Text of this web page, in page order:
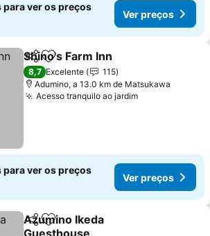
para ver os preços
Ver preços
PartilharAdicionar aos favoritos
Shino's Farm Inn
8,7 Excelente
115
Adumino, a 13.0 km de Matsukawa
Acesso tranquilo ao jardimVer preços
para ver os preços
Ver preços
PartilharAdicionar aos favoritos
Azumino Ikeda
Guesthouse